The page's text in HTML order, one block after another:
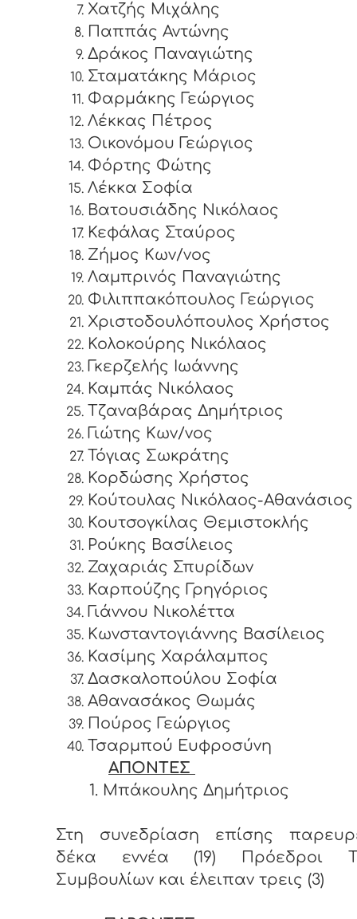
Χατζής Μιχάλης
Παππάς Αντώνης
Δράκος Παναγιώτης
Σταματάκης Μάριος
Φαρμάκης Γεώργιος
Λέκκας Πέτρος
Οικονόμου Γεώργιος
Φόρτης Φώτης
Λέκκα Σοφία
Βατουσιάδης Νικόλαος
Κεφάλας Σταύρος
Ζήμος Κων/νος
Λαμπρινός Παναγιώτης
Φιλιππακόπουλος Γεώργιος
Χριστοδουλόπουλος Χρήστος
Κολοκούρης Νικόλαος
Γκερζελής Ιωάννης
Καμπάς Νικόλαος
Τζαναβάρας Δημήτριος
Γιώτης Κων/νος
Τόγιας Σωκράτης
Κορδώσης Χρήστος
Κούτουλας Νικόλαος-Αθανάσιος
Κουτσογκίλας Θεμιστοκλής
Ρούκης Βασίλειος
Ζαχαριάς Σπυρίδων
Καρπούζης Γρηγόριος
Γιάννου Νικολέττα
Κωνσταντογιάννης Βασίλειος
Κασίμης Χαράλαμπος
Δασκαλοπούλου Σοφία
Αθανασάκος Θωμάς
Πούρος Γεώργιος
Τσαρμπού Ευφροσύνη
ΑΠΟΝΤΕΣ
1. Μπάκουλης Δημήτριος
Στη συνεδρίαση επίσης
δέκα εννέα (19) Πρόεδροι
Συμβουλίων και έλειπαν τρεις (3)